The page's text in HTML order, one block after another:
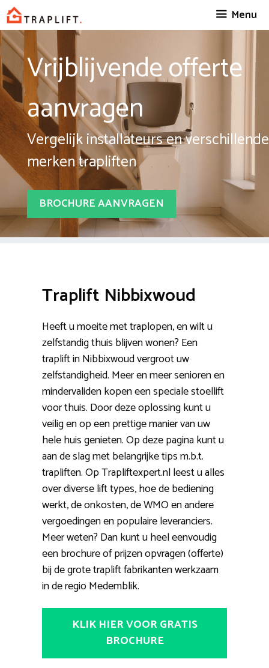
Spring
naar
inhoud
Menu
Vrijblijvende offerte
aanvragen
Vergelijk installateurs en verschillende
merken trapliften
BROCHURE AANVRAGEN
Traplift Nibbixwoud
Heeft u moeite met traplopen, en wilt u
zelfstandig thuis blijven wonen? Een
traplift in Nibbixwoud vergroot uw
zelfstandigheid. Meer en meer senioren en
mindervaliden kopen een speciale stoellift
voor thuis. Door deze oplossing kunt u
veilig en op een prettige manier van uw
hele huis genieten. Op deze pagina kunt u
aan de slag met belangrijke tips m.b.t.
trapliften. Op Trapliftexpert.nl leest u alles
over diverse lift types, hoe de bediening
werkt, de onkosten, de WMO en andere
vergoedingen en populaire leveranciers.
Meer weten? Dan kunt u heel eenvoudig
een brochure of prijzen opvragen (offerte)
bij de grote traplift fabrikanten werkzaam
in de regio Medemblik.
KLIK HIER VOOR GRATIS
BROCHURE